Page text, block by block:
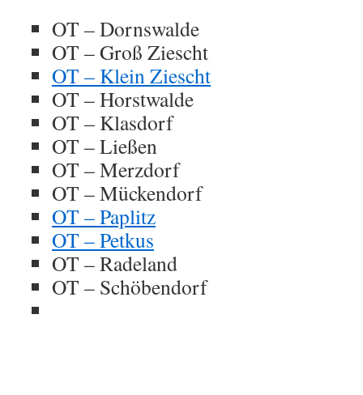
OT – Dornswalde
OT – Groß Ziescht
OT – Klein Ziescht
OT – Horstwalde
OT – Klasdorf
OT – Ließen
OT – Merzdorf
OT – Mückendorf
OT – Paplitz
OT – Petkus
OT – Radeland
OT – Schöbendorf